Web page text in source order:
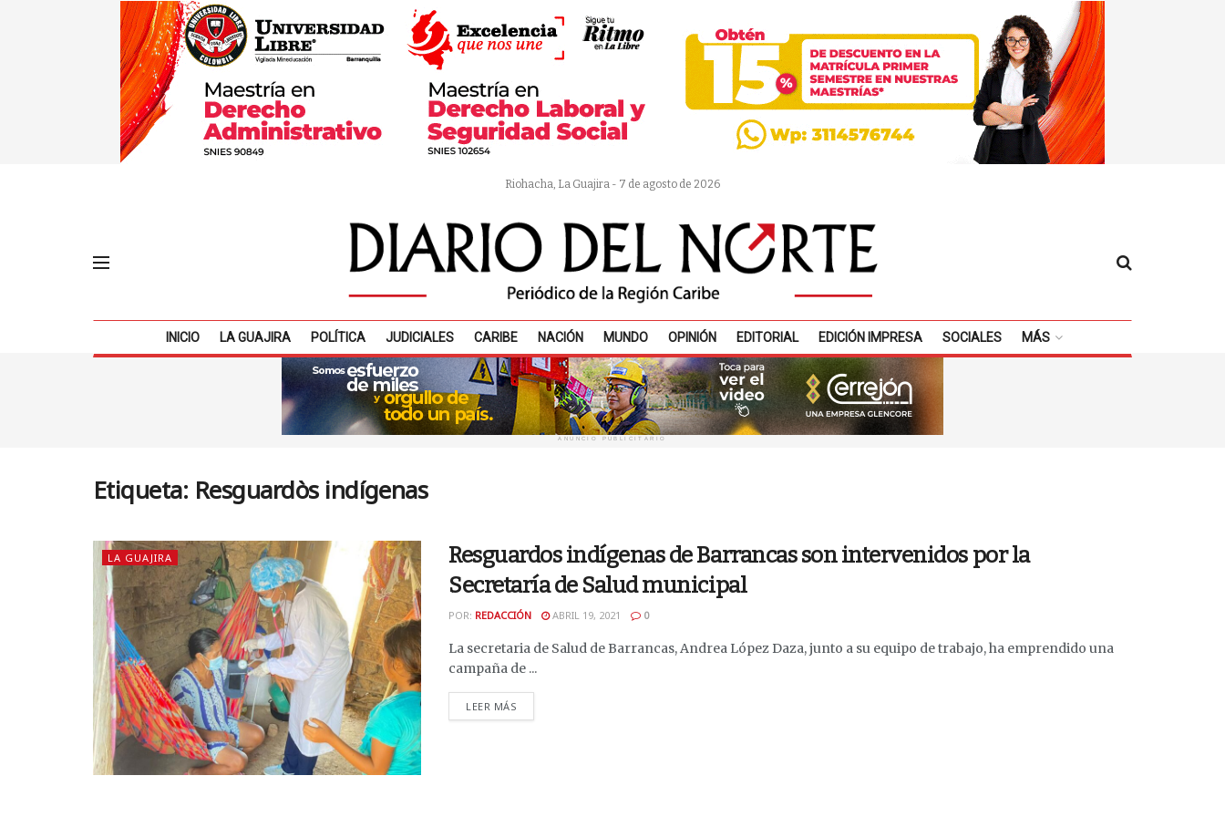
Riohacha, La Guajira - 7 de agosto de 2026
INICIO LA GUAJIRA POLÍTICA JUDICIALES CARIBE NACIÓN MUNDO OPINIÓN EDITORIAL EDICIÓN IMPRESA SOCIALES MÁS
ANUNCIO PUBLICITARIO
Etiqueta: Resguardòs indígenas
LA GUAJIRA
Resguardos indígenas de Barrancas son intervenidos por la
Secretaría de Salud municipal
POR: REDACCIÓN ABRIL 19, 2021 0
La secretaria de Salud de Barrancas, Andrea López Daza, junto a su equipo de trabajo, ha emprendido una
campaña de ...
LEER MÁS